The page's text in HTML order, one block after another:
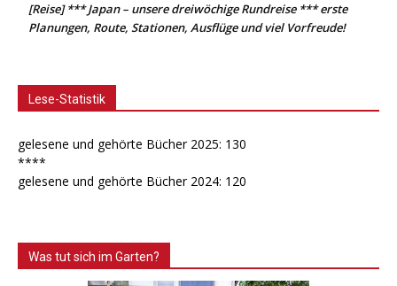
[Reise] *** Japan – unsere dreiwöchige Rundreise *** erste
Planungen, Route, Stationen, Ausflüge und viel Vorfreude!
Lese-Statistik
gelesene und gehörte Bücher 2025: 130
****
gelesene und gehörte Bücher 2024: 120
Was tut sich im Garten?